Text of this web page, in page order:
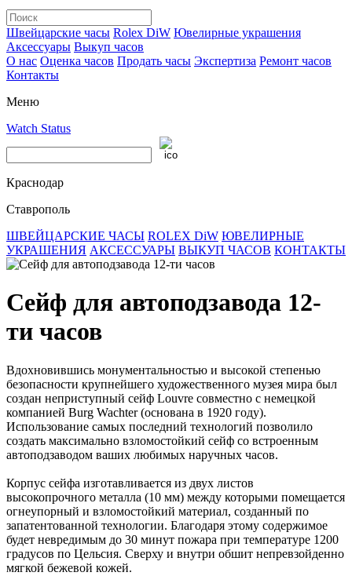
Швейцарские часы Rolex DiW Ювелирные украшения
Аксессуары Выкуп часов
О нас Оценка часов Продать часы Экспертиза Ремонт часов
Контакты
Меню
Watch Status
Краснодар
Ставрополь
ШВЕЙЦАРСКИЕ ЧАСЫ ROLEX DiW ЮВЕЛИРНЫЕ
УКРАШЕНИЯ АКСЕССУАРЫ ВЫКУП ЧАСОВ КОНТАКТЫ
Сейф для автоподзавода 12-
ти часов
Вдохновившись монументальностью и высокой степенью
безопасности крупнейшего художественного музея мира был
создан неприступный сейф Louvre совместно с немецкой
компанией Burg Wachter (основана в 1920 году).
Использование самых последний технологий позволило
создать максимально взломостойкий сейф со встроенным
автоподзаводом ваших любимых наручных часов.
Корпус сейфа изготавливается из двух листов
высокопрочного металла (10 мм) между которыми помещается
огнеупорный и взломостойкий материал, созданный по
запатентованной технологии. Благодаря этому содержимое
будет невредимым до 30 минут пожара при температуре 1200
градусов по Цельсия. Сверху и внутри обшит непревзойденно
мягкой бежевой кожей.